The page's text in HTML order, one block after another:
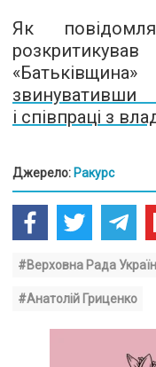
Як
і співпраці з
Джерело: Ракурс
#Верховна Рада
#Анатолій Гриценко